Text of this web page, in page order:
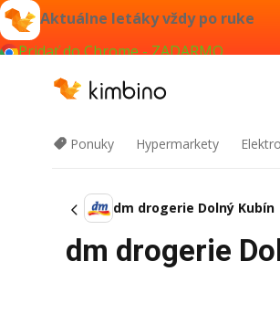
Aktuálne letáky vždy po ruke
Pridať do Chrome - ZADARMO
Ponuky Hypermarkety
dm drogerie Dolný Kubín
dm drogerie